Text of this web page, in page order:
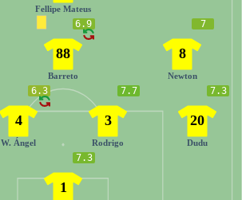
7.3
1
6.3
4
W. Ángel
7.7
3
Rodrigo
7.3
20
Dudu
6.9
88
Barreto
7
8
Newton
Fellipe Mateus